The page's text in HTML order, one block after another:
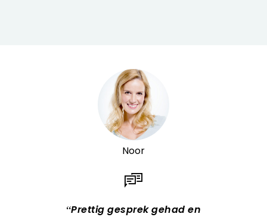
Noor
Prettig gesprek gehad en